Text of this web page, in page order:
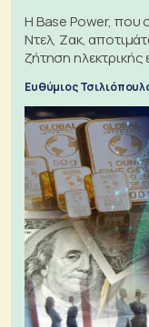
Η Base Power, που
Ντελ, Ζακ,
ζήτηση
Ευθύμιος